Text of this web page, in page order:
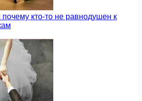
кто-то не равнодушен к